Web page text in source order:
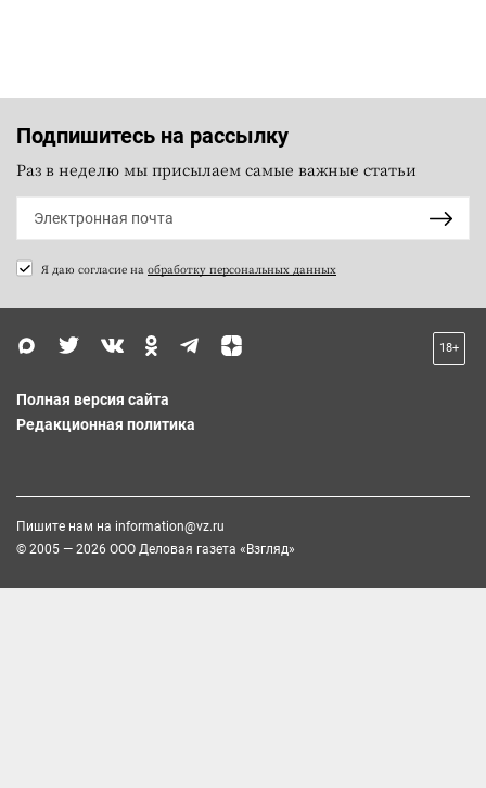
Подпишитесь на рассылку
Раз в неделю мы присылаем самые важные статьи
Я даю согласие на обработку персональных данных
18+
Полная версия сайта
Редакционная политика
Пишите нам на information@vz.ru
© 2005 — 2026 ООО Деловая газета «Взгляд»